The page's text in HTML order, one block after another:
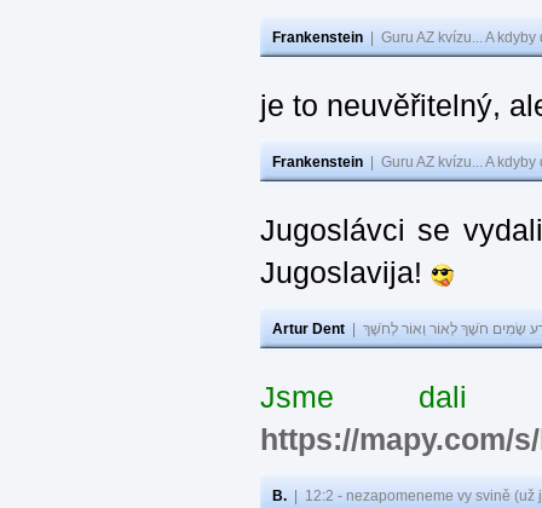
Frankenstein Guru AZ kvízu... A
je to neuvěřitelný,
Frankenstein Guru AZ kvízu... A
Jugoslávci se
Jugoslavija!
Artur Dent שָׂמִים חֹשֶׁךְ לְאוֹר וְאוֹר לְחֹשֶׁךְ
Jsme dali
https://mapy.com/
B. 12:2 - nezapomeneme vy svině